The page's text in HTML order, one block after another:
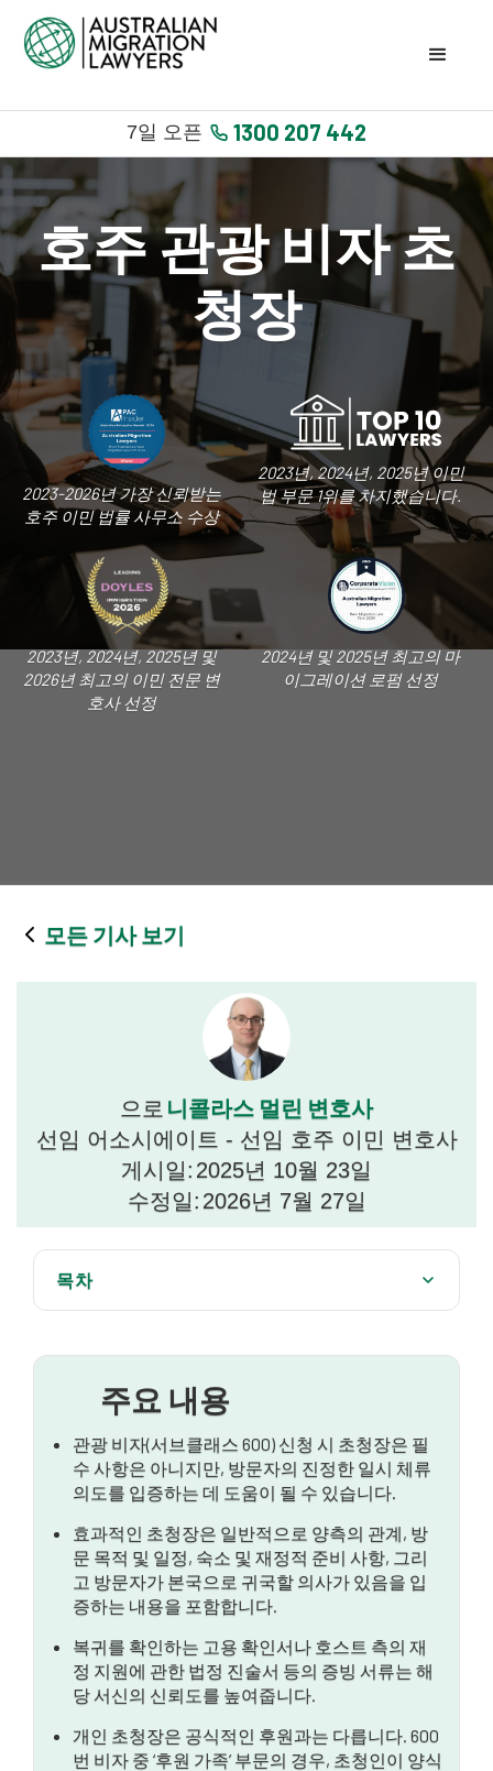
7일 오픈 1300 207 442
호주 관광 비자 초
청장
2023-2026년 가장 신뢰받는
호주 이민 법률 사무소 수상
2023년, 2024년, 2025년 이민
법 부문 1위를 차지했습니다.
2023년, 2024년, 2025년 및
2026년 최고의 이민 전문 변
호사 선정
2024년 및 2025년 최고의 마
이그레이션 로펌 선정
모든 기사 보기
으로 니콜라스 멀린 변호사
선임 어소시에이트 - 선임 호주 이민 변호사
게시일: 2025년 10월 23일
수정일: 2026년 7월 27일
목차
초청장이 공식적인 후원 계약으로 바뀌는 경우
전문가의 안내가 중요한 이유
결론
주요 내용
관광 비자(서브클래스 600) 신청 시 초청장은 필
수 사항은 아니지만, 방문자의 진정한 일시 체류
의도를 입증하는 데 도움이 될 수 있습니다.
효과적인 초청장은 일반적으로 양측의 관계, 방
문 목적 및 일정, 숙소 및 재정적 준비 사항, 그리
고 방문자가 본국으로 귀국할 의사가 있음을 입
증하는 내용을 포함합니다.
복귀를 확인하는 고용 확인서나 호스트 측의 재
정 지원에 관한 법정 진술서 등의 증빙 서류는 해
당 서신의 신뢰도를 높여줍니다.
개인 초청장은 공식적인 후원과는 다릅니다. 600
번 비자 중 ‘후원 가족’ 부문의 경우, 초청인이 양식